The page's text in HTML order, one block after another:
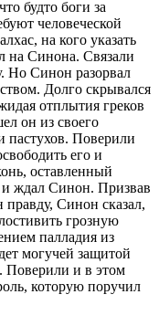
будто боги за
человеческой
на кого указать
на Синона. Связали
Но Синон разорвал
Долго скрывался
отплытия греков
он из своего
пастухов. Поверили
его и
оставленный
и ждал Синон. Призвав
правду, Синон сказал,
грозную
палладия из
могучей защитой
Поверили и в этом
которую поручил